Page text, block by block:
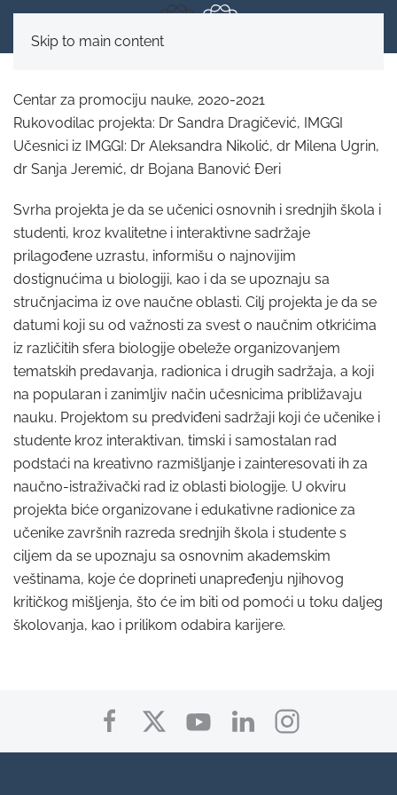
Skip to main content
Centar za promociju nauke, 2020-2021
Rukovodilac projekta: Dr Sandra Dragičević, IMGGI
Učesnici iz IMGGI: Dr Aleksandra Nikolić, dr Milena Ugrin,
dr Sanja Jeremić, dr Bojana Banović Đeri
Svrha projekta je da se učenici osnovnih i srednjih škola i
studenti, kroz kvalitetne i interaktivne sadržaje
prilagođene uzrastu, informišu o najnovijim
dostignućima u biologiji, kao i da se upoznaju sa
stručnjacima iz ove naučne oblasti. Cilj projekta je da se
datumi koji su od važnosti za svest o naučnim otkrićima
iz različitih sfera biologije obeleže organizovanjem
tematskih predavanja, radionica i drugih sadržaja, a koji
na popularan i zanimljiv način učesnicima približavaju
nauku. Projektom su predviđeni sadržaji koji će učenike i
studente kroz interaktivan, timski i samostalan rad
podstaći na kreativno razmišljanje i zainteresovati ih za
naučno-istraživački rad iz oblasti biologije. U okviru
projekta biće organizovane i edukativne radionice za
učenike završnih razreda srednjih škola i studente s
ciljem da se upoznaju sa osnovnim akademskim
veštinama, koje će doprineti unapređenju njihovog
kritičkog mišljenja, što će im biti od pomoći u toku daljeg
školovanja, kao i prilikom odabira karijere.